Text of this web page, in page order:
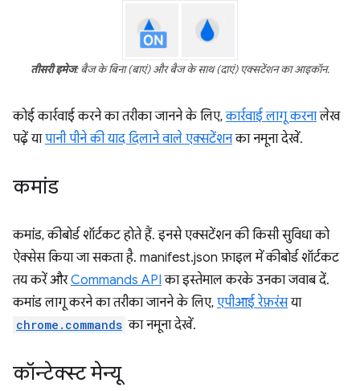
तीसरी इमेज: बैज के बिना (बाएं) और बैज के साथ (दाएं) एक्सटेंशन का आइकॉन.
कोई कार्रवाई करने का तरीका जानने के लिए,कार्रवाई लागू करनालेख
पढ़ें यापानी पीने की याद दिलाने वाले एक्सटेंशनका नमूना देखें.
कमांड
कमांड, कीबोर्ड शॉर्टकट होते हैं. इनसे एक्सटेंशन की किसी सुविधा को
ऐक्सेस किया जा सकता है. manifest.json फ़ाइल में कीबोर्ड शॉर्टकट
तय करें औरCommands API का इस्तेमाल करके उनका जवाब दें.
कमांड लागू करने का तरीका जानने के लिए, एपीआई रेफ़रंसया
chrome.commands का नमूना देखें.
कॉन्टेक्स्ट मेन्यू